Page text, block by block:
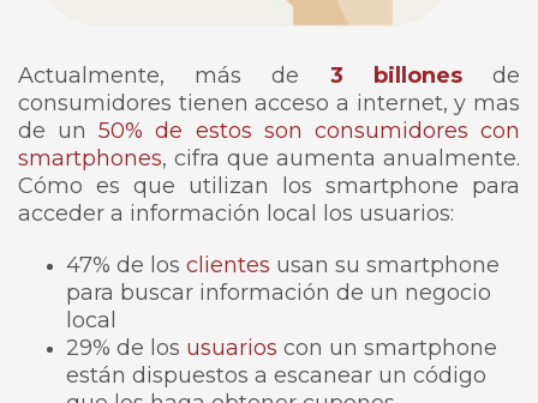
Actualmente, más de 3 billonesde
consumidores tienen acceso a internet, y mas
de un50% de estos son consumidores con
smartphones, cifra que aumenta anualmente.
Cómo es que utilizan los smartphone para
acceder a información local los usuarios:
47% de los clientes usan su smartphone
para buscar información de un negocio
local
29% de los usuarios con un smartphone
están dispuestos a escanear un código